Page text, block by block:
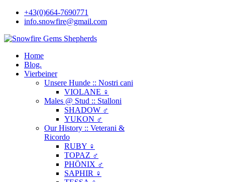
+43(0)664-7690771
info.snowfire@gmail.com
Home
Blog.
Vierbeiner
Unsere Hunde :: Nostri cani
VIOLANE ♀
Males @ Stud :: Stalloni
SHADOW ♂
YUKON ♂
Our History :: Veterani &
Ricordo
RUBY ♀
TOPAZ ♂
PHÖNIX ♂
SAPHIR ♀